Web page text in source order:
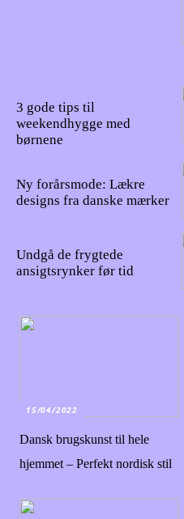
3 gode tips til
weekendhygge med
børnene
Ny forårsmode: Lækre
designs fra danske mærker
Undgå de frygtede
ansigtsrynker før tid
15/04/2022
Dansk brugskunst til hele
hjemmet – Perfekt nordisk stil